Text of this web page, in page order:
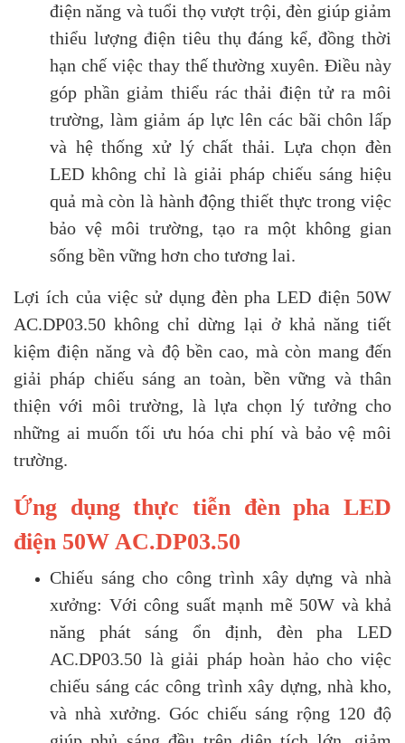
điện năng và tuổi thọ vượt trội, đèn giúp giảm
thiểu lượng điện tiêu thụ đáng kể, đồng thời
hạn chế việc thay thế thường xuyên. Điều này
góp phần giảm thiểu rác thải điện tử ra môi
trường, làm giảm áp lực lên các bãi chôn lấp
và hệ thống xử lý chất thải. Lựa chọn đèn
LED không chỉ là giải pháp chiếu sáng hiệu
quả mà còn là hành động thiết thực trong việc
bảo vệ môi trường, tạo ra một không gian
sống bền vững hơn cho tương lai.
Lợi ích của việc sử dụng đèn pha LED điện 50W
AC.DP03.50 không chỉ dừng lại ở khả năng tiết
kiệm điện năng và độ bền cao, mà còn mang đến
giải pháp chiếu sáng an toàn, bền vững và thân
thiện với môi trường, là lựa chọn lý tưởng cho
những ai muốn tối ưu hóa chi phí và bảo vệ môi
trường.
Ứng dụng thực tiễn đèn pha LED
điện 50W AC.DP03.50
Chiếu sáng cho công trình xây dựng và nhà
xưởng: Với công suất mạnh mẽ 50W và khả
năng phát sáng ổn định, đèn pha LED
AC.DP03.50 là giải pháp hoàn hảo cho việc
chiếu sáng các công trình xây dựng, nhà kho,
và nhà xưởng. Góc chiếu sáng rộng 120 độ